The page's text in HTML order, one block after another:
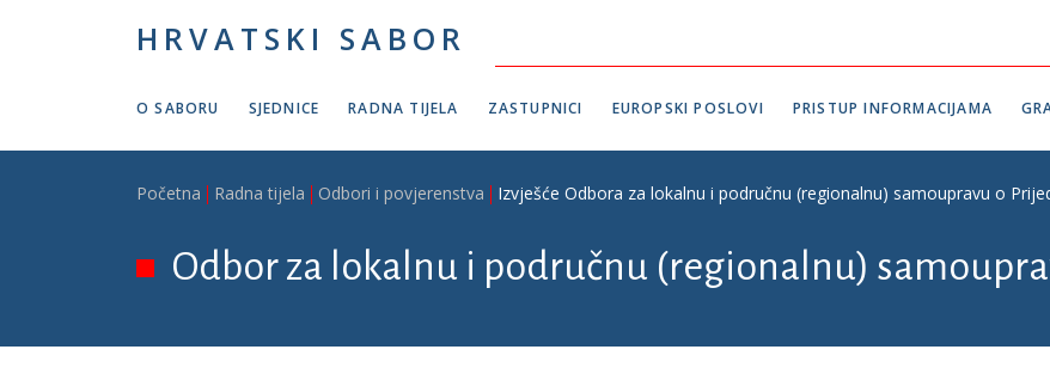
HRVATSKI SABOR
O SABORU SJEDNICE RADNA TIJELA ZASTUPNICI EUROPSKI POSLOVI PRISTUP INFORMACIJAMA
Breadcrumb
Početna Radna tijela Odbori i povjerenstva Izvješće Odbora za lokalnu i područnu (regionalnu) samoupravu o
Odbor za lokalnu i područnu (regionalnu)